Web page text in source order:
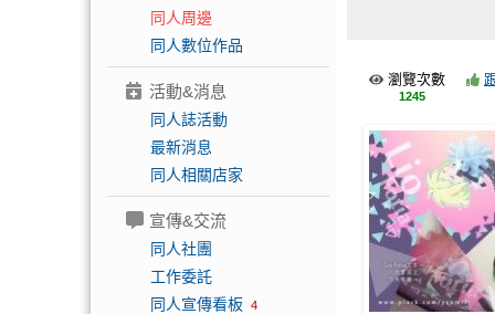
同人周邊
同人數位作品
活動&消息
同人誌活動
最新消息
同人相關店家
宣傳&交流
同人社團
工作委託
同人宣傳看板 4
瀏覽次數
1245